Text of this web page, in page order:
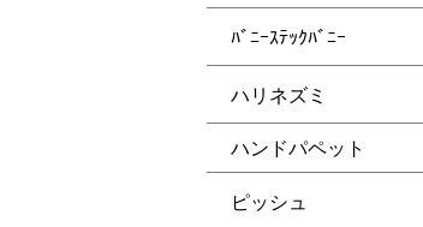
ﾊﾞﾆｰｽﾃｯｸﾊﾞﾆｰ
ハリネズミ
ハンドパペット
ピッシュ